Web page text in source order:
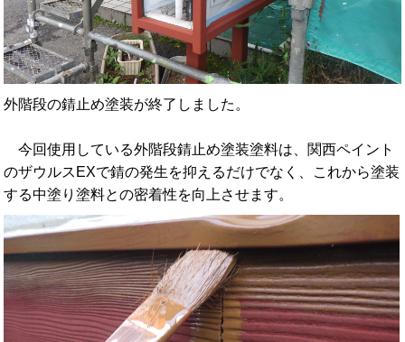
外階段の錆止め塗装が終了しました。
今回使用している外階段錆止め塗装塗料は、関西ペイント
のザウルスEXで錆の発生を抑えるだけでなく、これから塗装
する中塗り塗料との密着性を向上させます。